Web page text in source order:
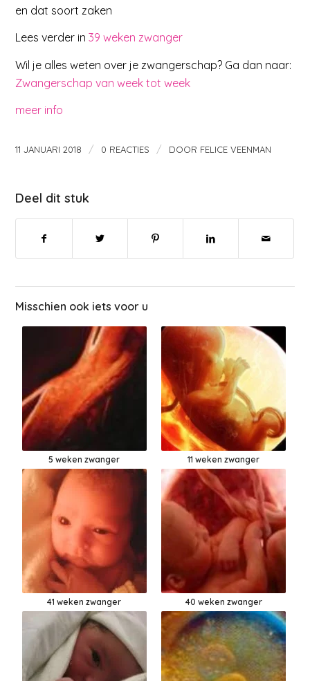
en dat soort zaken
Lees verder in39 weken zwanger
Wil je alles weten over je zwangerschap? Ga dan naar:
Zwangerschap van week tot week
meer info
11 JANUARI 2018 / 0 REACTIES / DOOR FELICE VEENMAN
Deel dit stuk
Misschien ook iets voor u
5 weken zwanger 11 weken zwanger
41 weken zwanger 40 weken zwanger